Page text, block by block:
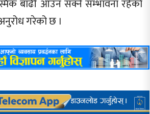
बाढी आउन सक्ने सम्भावना रहेको
गरेको छ ।